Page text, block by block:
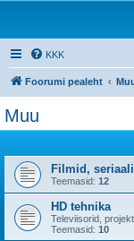
KKK
Foorumi pealeht
Muu
Filmid,
Teemasid: 12
HD tehnika
Televiisorid,
Teemasid: 10